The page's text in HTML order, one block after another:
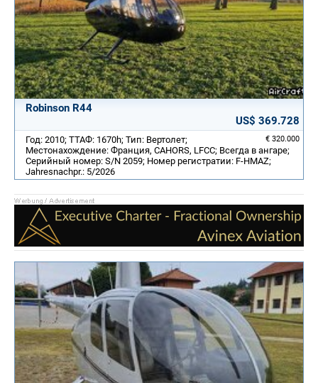
Robinson R44
US$ 369.728
€ 320.000
Год: 2010; ТТАФ: 1670h; Тип: Вертолет;
Местонахождение: Франция, CAHORS, LFCC; Всегда в ангаре;
Серийный номер: S/N 2059; Номер регистратии: F-HMAZ;
Jahresnachpr.: 5/2026